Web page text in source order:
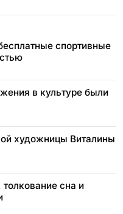
спортивные
в культуре были
художницы Виталины
сна и